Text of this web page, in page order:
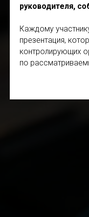
руководителя,
Каждому
презентация,
контролирующих
по